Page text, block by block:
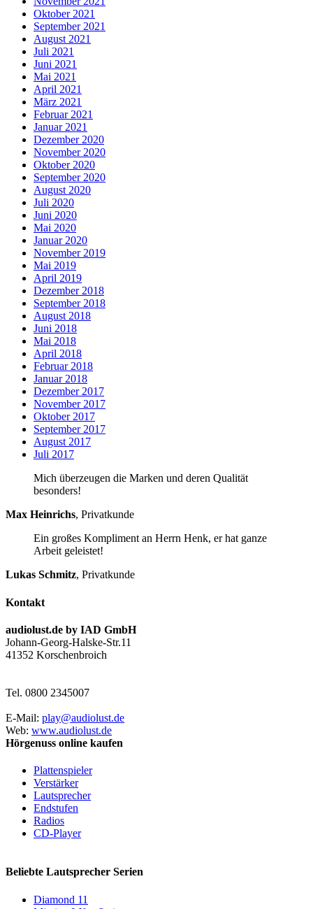
Oktober 2021
September 2021
August 2021
Juli 2021
Juni 2021
Mai 2021
April 2021
März 2021
Februar 2021
Januar 2021
Dezember 2020
November 2020
Oktober 2020
September 2020
August 2020
Juli 2020
Juni 2020
Mai 2020
Januar 2020
November 2019
Mai 2019
April 2019
Dezember 2018
September 2018
August 2018
Juni 2018
Mai 2018
April 2018
Februar 2018
Januar 2018
Dezember 2017
November 2017
Oktober 2017
September 2017
August 2017
Juli 2017
Mich überzeugen die Marken und deren Qualität
besonders!
Max Heinrichs, Privatkunde
Ein großes Kompliment an Herrn Henk, er hat ganze
Arbeit geleistet!
Lukas Schmitz, Privatkunde
Kontakt
audiolust.de by IAD GmbH
Johann-Georg-Halske-Str.11
41352 Korschenbroich
Tel. 0800 2345007
E-Mail: play@audiolust.de
Web: www.audiolust.de
Hörgenuss online kaufen
Plattenspieler
Verstärker
Lautsprecher
Endstufen
Radios
CD-Player
Beliebte Lautsprecher Serien
Diamond 11